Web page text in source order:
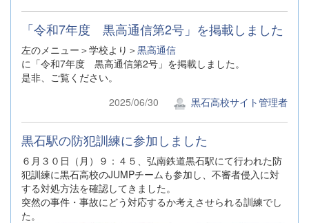
「令和7年度 黒高通信第2号」を掲載しました
左のメニュー＞学校より＞黒高通信
に「令和7年度 黒高通信第2号」を掲載しました。
是非、ご覧ください。
2025/06/30
黒石高校サイト管理者
黒石駅の防犯訓練に参加しました
６月３０日（月）９：４５、弘南鉄道黒石駅にて行われた防
犯訓練に黒石高校のJUMPチームも参加し、不審者侵入に対
する対処方法を確認してきました。
突然の事件・事故にどう対応するか考えさせられる訓練でし
た。